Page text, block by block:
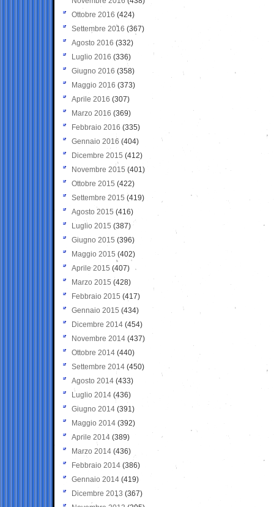
Ottobre 2016 (424)
Settembre 2016 (367)
Agosto 2016 (332)
Luglio 2016 (336)
Giugno 2016 (358)
Maggio 2016 (373)
Aprile 2016 (307)
Marzo 2016 (369)
Febbraio 2016 (335)
Gennaio 2016 (404)
Dicembre 2015 (412)
Novembre 2015 (401)
Ottobre 2015 (422)
Settembre 2015 (419)
Agosto 2015 (416)
Luglio 2015 (387)
Giugno 2015 (396)
Maggio 2015 (402)
Aprile 2015 (407)
Marzo 2015 (428)
Febbraio 2015 (417)
Gennaio 2015 (434)
Dicembre 2014 (454)
Novembre 2014 (437)
Ottobre 2014 (440)
Settembre 2014 (450)
Agosto 2014 (433)
Luglio 2014 (436)
Giugno 2014 (391)
Maggio 2014 (392)
Aprile 2014 (389)
Marzo 2014 (436)
Febbraio 2014 (386)
Gennaio 2014 (419)
Dicembre 2013 (367)